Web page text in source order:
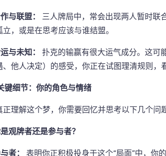
与联盟：
三人牌局中，常会出现两人暂时联
立，或是在思考应该与谁结盟。
与未知：
扑克的输赢有很大运气成分。这可
、他人决定）的感受，你正在试图理清规则，
键细节：你的角色与情绪
正理解这个梦，你需要回忆并思考以下几个问
观牌者还是参与者？
者： 表明你正积极投身于这个“局面”中，你